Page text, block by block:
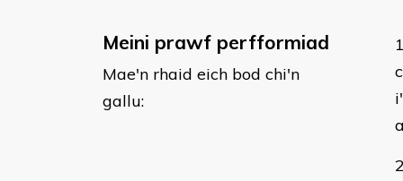
Meini prawf perfformiad
Mae'n rhaid eich bod chi'n
gallu: